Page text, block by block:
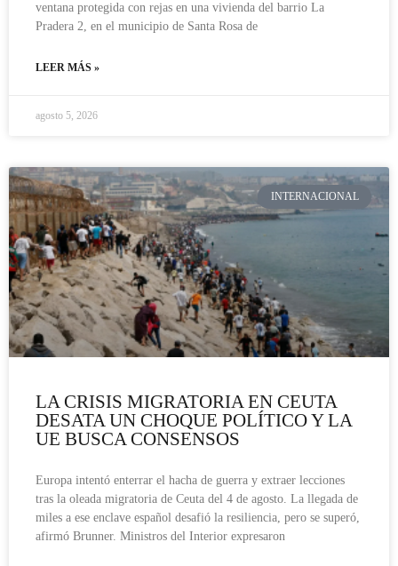
ventana protegida con rejas en una vivienda del barrio La
Pradera 2, en el municipio de Santa Rosa de
LEER MÁS »
agosto 5, 2026
INTERNACIONAL
LA CRISIS MIGRATORIA EN CEUTA
DESATA UN CHOQUE POLÍTICO Y LA
UE BUSCA CONSENSOS
Europa intentó enterrar el hacha de guerra y extraer lecciones
tras la oleada migratoria de Ceuta del 4 de agosto. La llegada de
miles a ese enclave español desafió la resiliencia, pero se superó,
afirmó Brunner. Ministros del Interior expresaron